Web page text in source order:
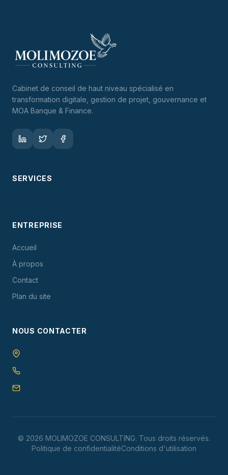
Cabinet de conseil de haut niveau spécialisé en
transformation digitale, gestion de projet, gouvernance et
MOA Banque & Finance.
SERVICES
ENTREPRISE
Accueil
À propos
Contact
Plan du site
NOUS CONTACTER
© 2026 MOLIMOZOE CONSULTING. Tous droits réservés.
Politique de confidentialitéConditions d'utilisation